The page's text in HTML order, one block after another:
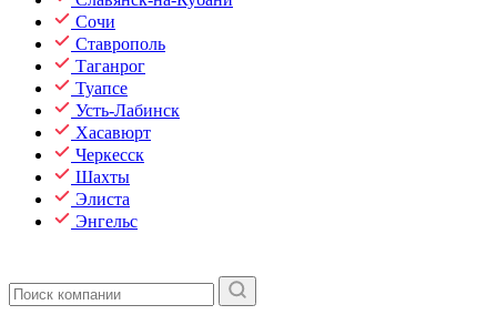
Сочи
Ставрополь
Таганрог
Туапсе
Усть-Лабинск
Хасавюрт
Черкесск
Шахты
Элиста
Энгельс